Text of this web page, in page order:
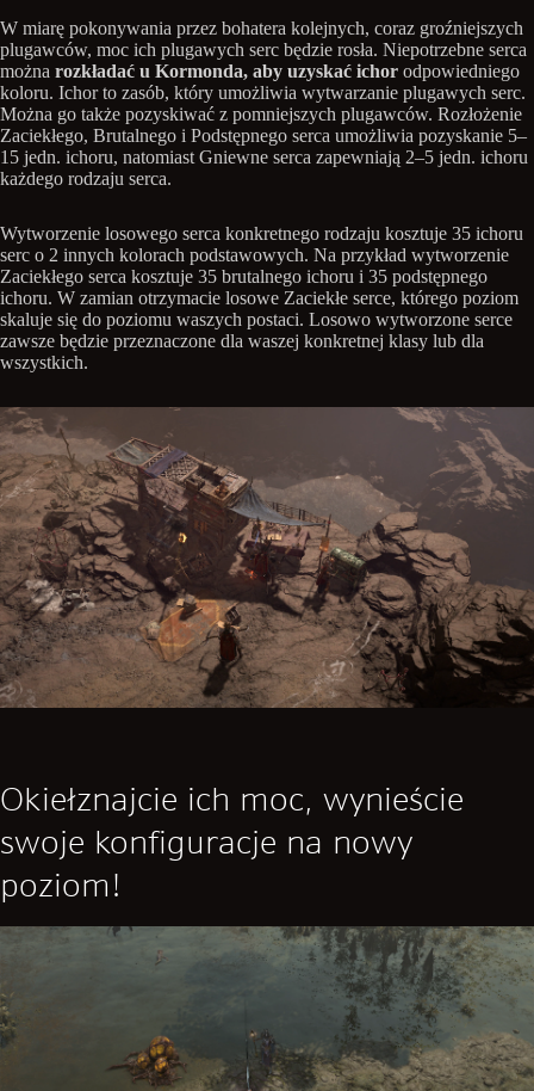
W miarę pokonywania przez bohatera kolejnych, coraz groźniejszych
plugawców, moc ich plugawych serc będzie rosła. Niepotrzebne serca
można rozkładać u Kormonda, aby uzyskać ichor odpowiedniego
koloru. Ichor to zasób, który umożliwia wytwarzanie plugawych serc.
Można go także pozyskiwać z pomniejszych plugawców. Rozłożenie
Zaciekłego, Brutalnego i Podstępnego serca umożliwia pozyskanie 5–
15 jedn. ichoru, natomiast Gniewne serca zapewniają 2–5 jedn. ichoru
każdego rodzaju serca.
Wytworzenie losowego serca konkretnego rodzaju kosztuje 35 ichoru
serc o 2 innych kolorach podstawowych. Na przykład wytworzenie
Zaciekłego serca kosztuje 35 brutalnego ichoru i 35 podstępnego
ichoru. W zamian otrzymacie losowe Zaciekłe serce, którego poziom
skaluje się do poziomu waszych postaci. Losowo wytworzone serce
zawsze będzie przeznaczone dla waszej konkretnej klasy lub dla
wszystkich.
Okiełznajcie ich moc, wynieście
swoje konfiguracje na nowy
poziom!